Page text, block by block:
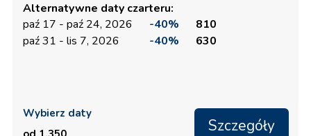
Alternatywne daty czarteru:
paź 17 - paź 24, 2026
-40%
810
paź 31 - lis 7, 2026
-40% 630
Wybierz daty
Szczegóły